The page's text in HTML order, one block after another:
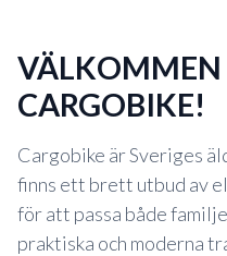
VÄLKOMMEN
CARGOBIKE!
Cargobike är Sveriges
finns ett brett utbud av
för att passa både
praktiska och moderna